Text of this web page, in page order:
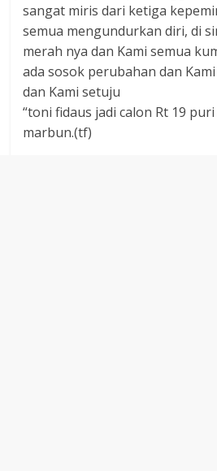
sangat miris dari ketiga
semua mengundurkan diri, di
merah nya dan Kami semua
ada sosok perubahan dan
dan Kami setuju
“toni fidaus jadi calon Rt 19
marbun.(tf)